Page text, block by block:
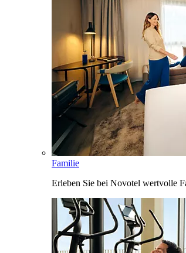
Familie
Erleben Sie bei Novotel wertvolle